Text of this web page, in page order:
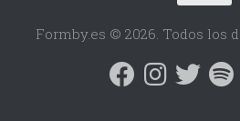
Formby.es © 2026. Todos los